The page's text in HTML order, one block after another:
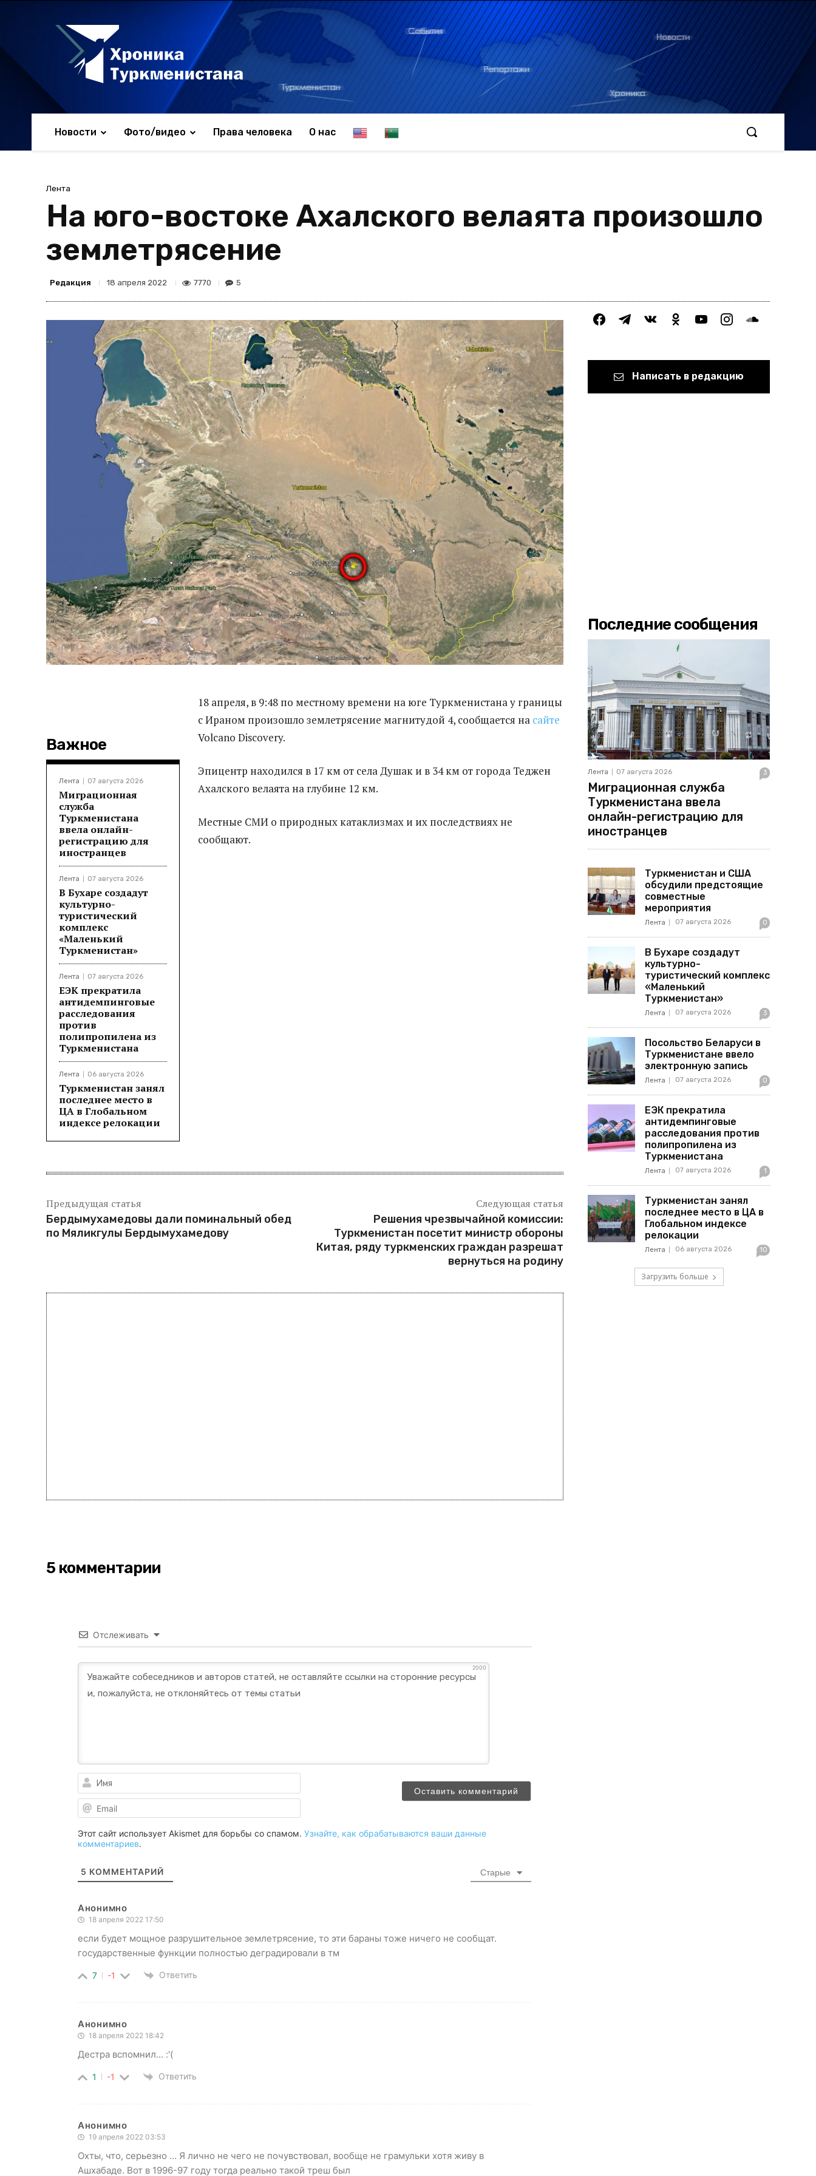
Новости Фото/видео Права человека О нас E
h
T
c
Лента
На юго-востоке Ахалского велаята произошло
землетрясение
Редакция 18 апреля 2022 7770 5
Важное
Лента 07 августа 2026
Миграционная
служба
Туркменистана
ввела онлайн-
регистрацию для
иностранцев
Лента 07 августа 2026
В Бухаре создадут
культурно-
туристический
комплекс
«Маленький
Туркменистан»
Лента 07 августа 2026
ЕЭК прекратила
антидемпинговые
расследования
против
полипропилена из
Туркменистана
Лента 06 августа 2026
Туркменистан занял
последнее место в
ЦА в Глобальном
индексе релокации
18 апреля, в 9:48 по местному времени на юге Туркменистана у границы
с Ираном произошло землетрясение магнитудой 4, сообщается на сайте
Volcano Discovery.
Эпицентр находился в 17 км от села Душак и в 34 км от города Теджен
Ахалского велаята на глубине 12 км.
Местные СМИ о природных катаклизмах и их последствиях не
сообщают.
Предыдущая статья
Бердымухамедовы дали поминальный обед
по Мяликгулы Бердымухамедову
Следующая статья
Решения чрезвычайной комиссии:
Туркменистан посетит министр обороны
Китая, ряду туркменских граждан разрешат
вернуться на родину
5 комментарии
Отслеживать
2000
Этот сайт использует Akismet для борьбы со спамом. Узнайте, как обрабатываются ваши данные
комментариев.
5 КОММЕНТАРИЙ Старые
Анонимно
18 апреля 2022 17:50
если будет мощное разрушительное землетрясение, то эти бараны тоже ничего не сообщат.
государственные функции полностью деградировали в тм
7 -1 Ответить
Анонимно
18 апреля 2022 18:42
Дестра вспомнил… :'(
1 -1 Ответить
Анонимно
19 апреля 2022 03:53
Охты, что, серьезно … Я лично не чего не почувствовал, вообще не грамульки хотя живу в
Ашхабаде. Вот в 1996-97 году тогда реально такой треш был
facebooktelegramvkontakteodnoklassniki
youtubeinstagramsoundcloud
Написать в редакцию
Последние сообщения
Лента 07 августа 2026 3
Миграционная служба
Туркменистана ввела
онлайн-регистрацию для
иностранцев
Туркменистан и США
обсудили предстоящие
совместные
мероприятия
Лента 07 августа 2026 0
В Бухаре создадут
культурно-
туристический комплекс
«Маленький
Туркменистан»
Лента 07 августа 2026 3
Посольство Беларуси в
Туркменистане ввело
электронную запись
Лента 07 августа 2026 0
ЕЭК прекратила
антидемпинговые
расследования против
полипропилена из
Туркменистана
Лента 07 августа 2026 1
Туркменистан занял
последнее место в ЦА в
Глобальном индексе
релокации
Лента 06 августа 2026 10
Загрузить больше